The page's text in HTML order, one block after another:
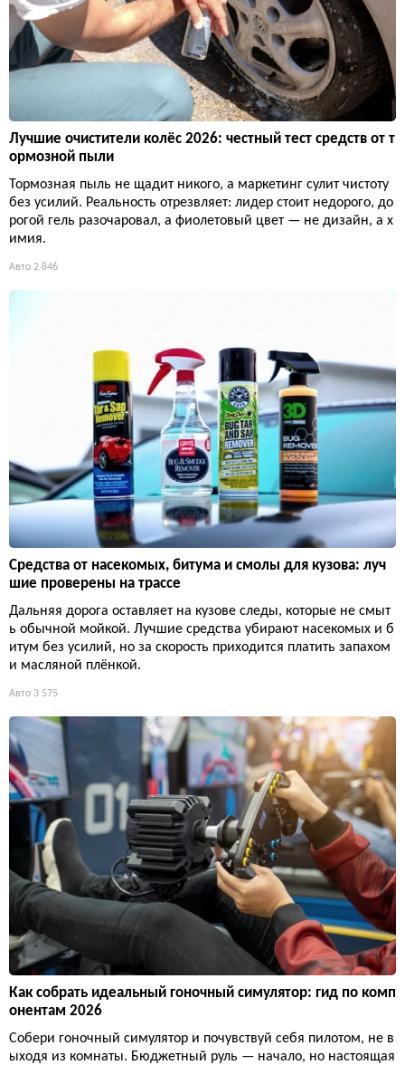
Лучшие очистители колёс 2026: честный тест средств от т
ормозной пыли
Тормозная пыль не щадит никого, а маркетинг сулит чистоту
без усилий. Реальность отрезвляет: лидер стоит недорого, до
рогой гель разочаровал, а фиолетовый цвет — не дизайн, а х
имия.
Авто 2 846
Средства от насекомых, битума и смолы для кузова: луч
шие проверены на трассе
Дальняя дорога оставляет на кузове следы, которые не смыт
ь обычной мойкой. Лучшие средства убирают насекомых и б
итум без усилий, но за скорость приходится платить запахом
и масляной плёнкой.
Авто 3 575
Как собрать идеальный гоночный симулятор: гид по комп
онентам 2026
Собери гоночный симулятор и почувствуй себя пилотом, не в
ыходя из комнаты. Бюджетный руль — начало, но настоящая